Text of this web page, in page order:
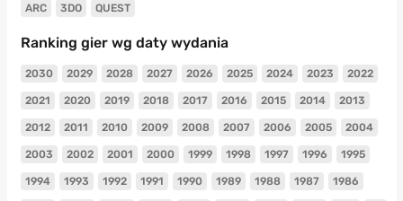
ARC 3DO QUEST
Ranking gier wg daty wydania
2030 2029 2028 2027 2026 2025 2024 2023 2022
2021 2020 2019 2018 2017 2016 2015 2014 2013
2012 2011 2010 2009 2008 2007 2006 2005 2004
2003 2002 2001 2000 1999 1998 1997 1996 1995
1994 1993 1992 1991 1990 1989 1988 1987 1986